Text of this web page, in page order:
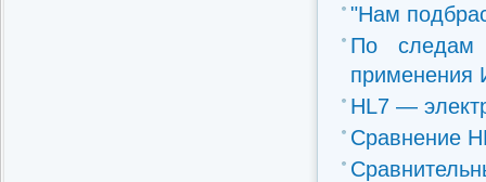
"Нам
По следам
применения
HL7 —
Сравнение